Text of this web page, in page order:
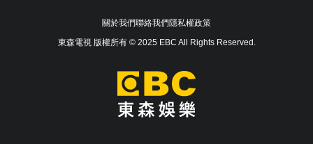
關於我們聯絡我們隱私權政策
東森電視 版權所有 © 2025 EBC All Rights Reserved.